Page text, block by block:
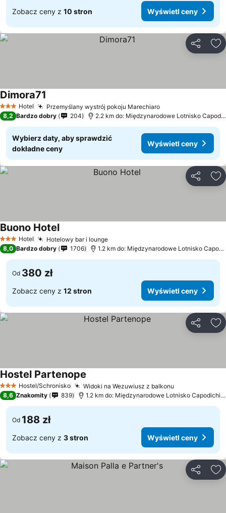
Zobacz ceny z 10 stron Wyświetl ceny
3 Kategoria
Hotel Przemyślany wystrój pokoju MarechiaroWyświetl ceny
Dimora71
8,2 Bardzo dobry 204 2.2 km do: Międzynarodowe Lotnisko
Wybierz daty, aby sprawdzić
dokładne ceny
Wyświetl ceny
3 Kategoria
Hotel Hotelowy bar i loungeWyświetl ceny
Buono HotelWyświetl ceny
8,0 Bardzo dobry 1706 1.2 km do: Międzynarodowe Lotnisko
Od 380 zł
Zobacz ceny z 12 stron Wyświetl ceny
3 KategoriaHostel/Schronisko Widoki na Wezuwiusz z balkonu
Hostel Partenope
8,6 Znakomity 839 1.2 km do: Międzynarodowe Lotnisko
Od 188 zł
Zobacz ceny z 3 stron Wyświetl ceny